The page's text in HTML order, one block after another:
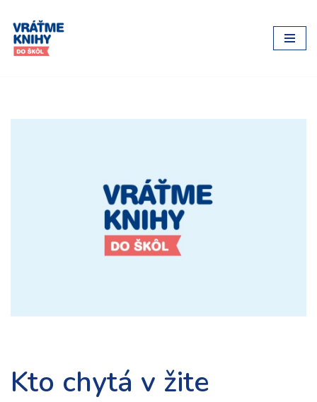
Preskočiť
na
Kto chytá v žite